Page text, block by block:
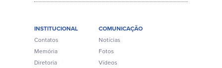
INSTITUCIONAL
Contatos
Memória
Diretoria
COMUNICAÇÃO
Notícias
Fotos
Vídeos